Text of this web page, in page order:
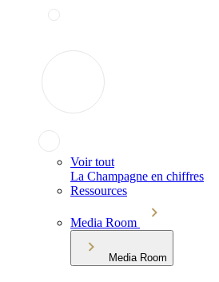
Voir tout
La Champagne en chiffres
Ressources
Media Room
Media Room